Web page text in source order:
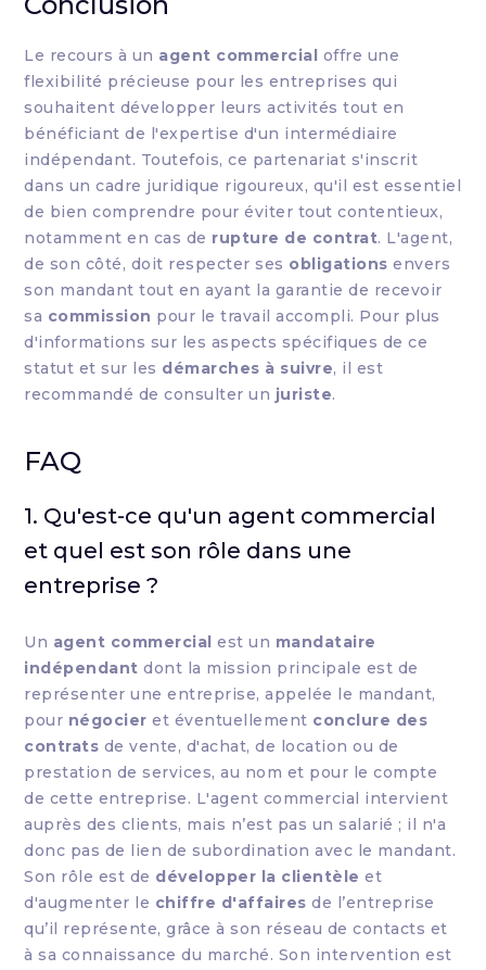
Le recours à un agent commercial offre une
flexibilité précieuse pour les entreprises qui
souhaitent développer leurs activités tout en
bénéficiant de l'expertise d'un intermédiaire
indépendant. Toutefois, ce partenariat s'inscrit
dans un cadre juridique rigoureux, qu'il est essentiel
de bien comprendre pour éviter tout contentieux,
notamment en cas de rupture de contrat. L'agent,
de son côté, doit respecter ses obligations envers
son mandant tout en ayant la garantie de recevoir
sa commission pour le travail accompli. Pour plus
d'informations sur les aspects spécifiques de ce
statut et sur les démarches à suivre, il est
recommandé de consulter un juriste.
FAQ
1. Qu'est-ce qu'un agent commercial
et quel est son rôle dans une
entreprise ?
Un agent commercial est un mandataire
indépendant dont la mission principale est de
représenter une entreprise, appelée le mandant,
pour négocier et éventuellement conclure des
contrats de vente, d'achat, de location ou de
prestation de services, au nom et pour le compte
de cette entreprise. L'agent commercial intervient
auprès des clients, mais n’est pas un salarié ; il n'a
donc pas de lien de subordination avec le mandant.
Son rôle est de développer la clientèle et
d'augmenter le chiffre d'affaires de l’entreprise
qu’il représente, grâce à son réseau de contacts et
à sa connaissance du marché. Son intervention est